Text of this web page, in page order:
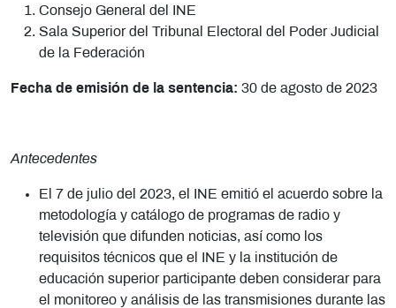
Consejo General del INE
Sala Superior del Tribunal Electoral del Poder Judicial
de la Federación
Fecha de emisión de la sentencia: 30 de agosto de 2023
Antecedentes
El 7 de julio del 2023, el INE emitió el acuerdo sobre la
metodología y catálogo de programas de radio y
televisión que difunden noticias, así como los
requisitos técnicos que el INE y la institución de
educación superior participante deben considerar para
el monitoreo y análisis de las transmisiones durante las